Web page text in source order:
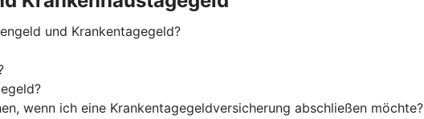
und Krankentagegeld?
wenn ich eine Krankentagegeldversicherung abschließen möchte?